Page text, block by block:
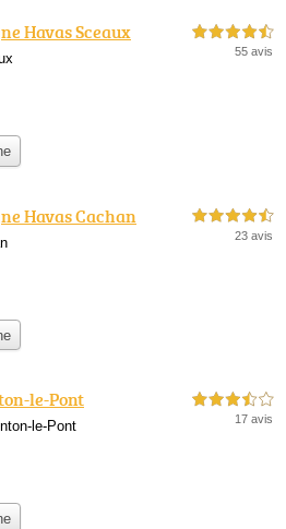
Havas Sceaux 4,5 étoiles sur 5
55 avis
Havas Cachan 4,5 étoiles sur 5
23 avis
le-Pont
le-Pont
3,5 étoiles sur 5
17 avis